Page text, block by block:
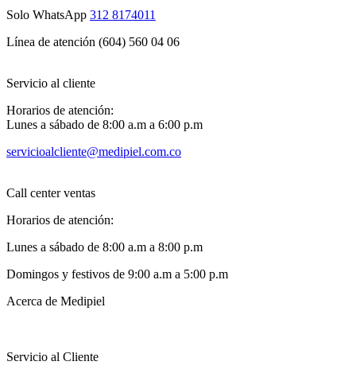
Solo WhatsApp 312 8174011
Línea de atención (604) 560 04 06
Servicio al cliente
Horarios de atención:
Lunes a sábado de 8:00 a.m a 6:00 p.m
servicioalcliente@medipiel.com.co
Call center ventas
Horarios de atención:
Lunes a sábado de 8:00 a.m a 8:00 p.m
Domingos y festivos de 9:00 a.m a 5:00 p.m
Acerca de Medipiel
Servicio al Cliente